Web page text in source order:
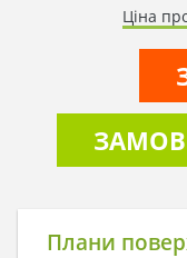
Ціна
Плани